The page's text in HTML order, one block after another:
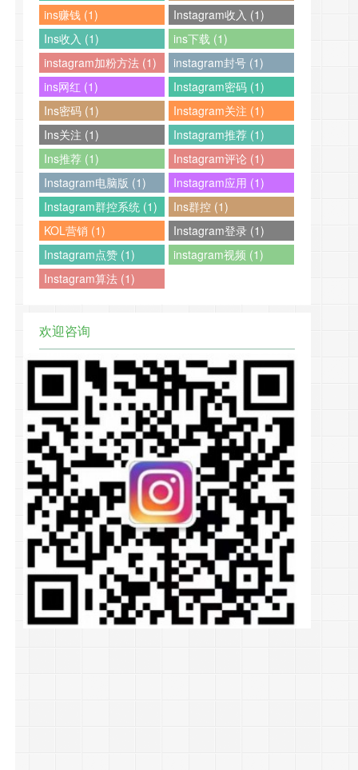
ins赚钱 (1)
Instagram收入 (1)
Ins收入 (1)
ins下载 (1)
instagram加粉方法 (1)
instagram封号 (1)
ins网红 (1)
Instagram密码 (1)
Ins密码 (1)
Instagram关注 (1)
Ins关注 (1)
Instagram推荐 (1)
Ins推荐 (1)
Instagram评论 (1)
Instagram电脑版 (1)
Instagram应用 (1)
Instagram群控系统 (1)
Ins群控 (1)
KOL营销 (1)
Instagram登录 (1)
Instagram点赞 (1)
instagram视频 (1)
Instagram算法 (1)
欢迎咨询